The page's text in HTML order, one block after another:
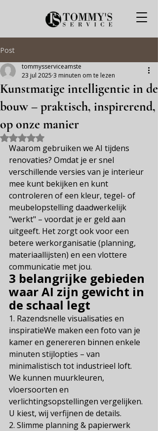
Post
Kunstmatige intelligentie in de
bouw – praktisch, inspirerend,
op onze manier
tommysserviceamste
23 jul 2025 3 minuten om te lezen
Beoordeeld met NaN uit 5 sterren.
Waarom gebruiken we AI tijdens
renovaties? Omdat je er snel
verschillende versies van je interieur
mee kunt bekijken en kunt
controleren of een kleur, tegel- of
meubelopstelling daadwerkelijk
"werkt" – voordat je er geld aan
uitgeeft. Het zorgt ook voor een
betere werkorganisatie (planning,
materiaallijsten) en een vlottere
communicatie met jou.
3 belangrijke gebieden
waar AI zijn gewicht in
de schaal legt
1. Razendsnelle visualisaties en
inspiratieWe maken een foto van je
kamer en genereren binnen enkele
minuten stijlopties – van
minimalistisch tot industrieel loft.
We kunnen muurkleuren,
vloersoorten en
verlichtingsopstellingen vergelijken.
U kiest, wij verfijnen de details.
2. Slimme planning & papierwerk